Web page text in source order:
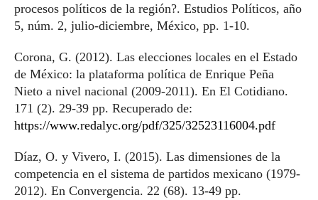
procesos políticos de la región?. Estudios Políticos, año
5, núm. 2, julio-diciembre, México, pp. 1-10.
Corona, G. (2012). Las elecciones locales en el Estado
de México: la plataforma política de Enrique Peña
Nieto a nivel nacional (2009-2011). En El Cotidiano.
171 (2). 29-39 pp. Recuperado de:
https://www.redalyc.org/pdf/325/32523116004.pdf
Díaz, O. y Vivero, I. (2015). Las dimensiones de la
competencia en el sistema de partidos mexicano (1979-
2012). En Convergencia. 22 (68). 13-49 pp.